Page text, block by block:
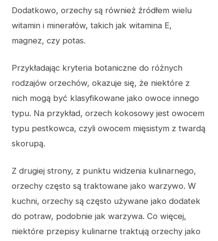
Dodatkowo, orzechy są również źródłem wielu
witamin i minerałów, takich jak witamina E,
magnez, czy potas.
Przykładając kryteria botaniczne do różnych
rodzajów orzechów, okazuje się, że niektóre z
nich mogą być klasyfikowane jako owoce innego
typu. Na przykład, orzech kokosowy jest owocem
typu pestkowca, czyli owocem mięsistym z twardą
skorupą.
Z drugiej strony, z punktu widzenia kulinarnego,
orzechy często są traktowane jako warzywo. W
kuchni, orzechy są często używane jako dodatek
do potraw, podobnie jak warzywa. Co więcej,
niektóre przepisy kulinarne traktują orzechy jako